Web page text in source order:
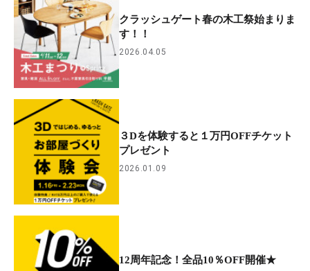
クラッシュゲート春の木工祭始まりま
す！！
2026.04.05
３Dを体験すると１万円OFFチケット
プレゼント
2026.01.09
12周年記念！全品10％OFF開催★